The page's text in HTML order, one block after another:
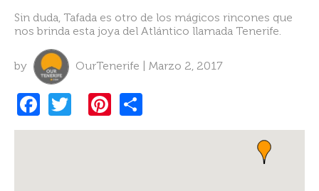
Sin duda, Tafada es otro de los mágicos rincones que
nos brinda esta joya del Atlántico llamada Tenerife.
by OurTenerife | Marzo 2, 2017
F
a
w
Pi
nt h